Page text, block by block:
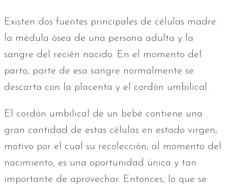
Existen dos fuentes principales de células madre:
la médula ósea de una persona adulta y la
sangre del recién nacido. En el momento del
parto, parte de esa sangre normalmente se
descarta con la placenta y el cordón umbilical.
El cordón umbilical de un bebé contiene una
gran cantidad de estas células en estado virgen,
motivo por el cual su recolección, al momento del
nacimiento, es una oportunidad única y tan
importante de aprovechar. Entonces, lo que se